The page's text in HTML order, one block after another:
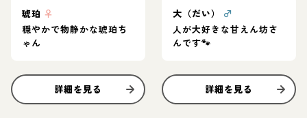
琥珀 ♀
穏やかで物静かな琥珀ち
ゃん
詳細を見る
大（だい）
♂
人が大好きな甘えん坊さ
んです🐾
詳細を見る